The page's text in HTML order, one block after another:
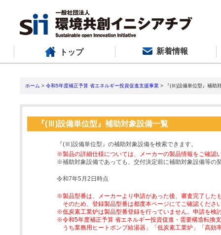
トップ 新着情報
ホーム > 令和5年度補正予算 省エネルギー投資促進支援事業 > 『(Ⅲ)設備単位型』補助
『(Ⅲ)設備単位型』補助対象設備一覧
『(Ⅲ)設備単位型』の補助対象設備を検索できます。
※製品の詳細仕様については、メーカーの製品情報をご確認
※補助対象設備であっても、交付決定前に補助対象設備等の
令和7年5月2日時点
※製品型番は、メーカーより申請があった後、審査完了した
そのため、登録製品型番は都度本ページにてご確認くださ
※低炭素工業炉は製品型番登録を行っていません。申請を検
※令和5年度補正予算 省エネルギー投資促進・需要構造転換
うち業務用ヒートポンプ給湯器」「低炭素工業炉」「高